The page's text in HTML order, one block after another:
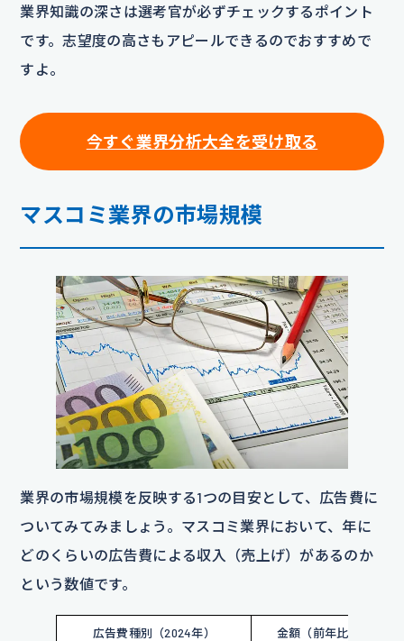
業界知識の深さは選考官が必ずチェックするポイント
です。志望度の高さもアピールできるのでおすすめで
すよ。
今すぐ業界分析大全を受け取る
マスコミ業界の市場規模
業界の市場規模を反映する1つの目安として、広告費に
ついてみてみましょう。マスコミ業界において、年に
どのくらいの広告費による収入（売上げ）があるのか
という数値です。
広告費種別（2024年） 金額（前年比）